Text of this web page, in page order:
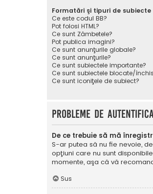
Formatări şi tipuri de subiecte
Ce este codul BB?
Pot folosi HTML?
Ce sunt Zâmbetele?
Pot publica imagini?
Ce sunt anunţurile globale?
Ce sunt anunţurile?
Ce sunt subiectele importante?
Ce sunt subiectele blocate/
Ce sunt iconiţele de subiect?
Probleme de
De ce trebuie să mă
S-ar putea să nu fie nevoie,
opţiuni care nu sunt
momente, aşa că vă
Sus